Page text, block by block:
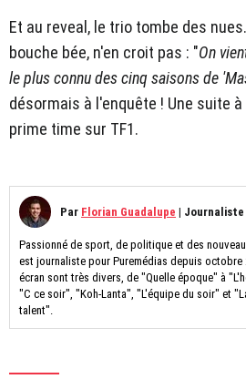
Et au reveal, le trio tombe des
bouche bée, n'en croit pas : "On
le plus connu des cinq saisons de
désormais à l'enquête ! Une suite
prime time sur TF1.
Par Florian Guadalupe | Journaliste
Passionné de sport, de politique et des
est journaliste pour Puremédias depuis
écran sont très divers, de "Quelle époque" à
"C ce soir", "Koh-Lanta", "L'équipe du soir" et
talent".